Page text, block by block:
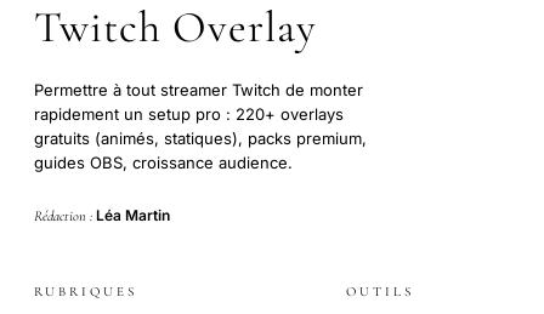
Twitch Overlay
Permettre à tout streamer Twitch de monter
rapidement un setup pro : 220+ overlays
gratuits (animés, statiques), packs premium,
guides OBS, croissance audience.
Rédaction : Léa Martin
RUBRIQUES OUTILS